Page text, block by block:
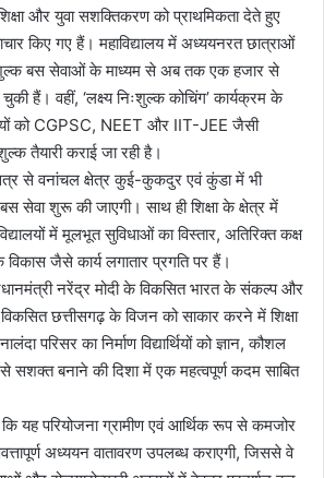
और युवा सशक्तिकरण को प्राथमिकता देते हुए
किए गए हैं। महाविद्यालय में अध्ययनरत छात्राओं
बस सेवाओं के माध्यम से अब तक एक हजार से
चुकी हैं। वहीं, ‘लक्ष्य निःशुल्क कोचिंग’ कार्यक्रम के
को CGPSC, NEET और IIT-JEE जैसी
तैयारी कराई जा रही है।
से वनांचल क्षेत्र कुई-कुकदुर एवं कुंडा में भी
सेवा शुरू की जाएगी। साथ ही शिक्षा के क्षेत्र में
में मूलभूत सुविधाओं का विस्तार, अतिरिक्त कक्ष
विकास जैसे कार्य लगातार प्रगति पर हैं।
नरेंद्र मोदी के विकसित भारत के संकल्प और
छत्तीसगढ़ के विजन को साकार करने में शिक्षा
परिसर का निर्माण विद्यार्थियों को ज्ञान, कौशल
से सशक्त बनाने की दिशा में एक महत्वपूर्ण कदम साबित
कि यह परियोजना ग्रामीण एवं आर्थिक रूप से कमजोर
अध्ययन वातावरण उपलब्ध कराएगी, जिससे वे